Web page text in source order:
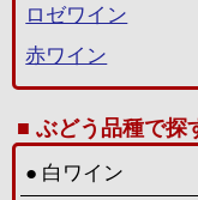
ロゼワイン
赤ワイン
ぶどう品種で探
白ワイン